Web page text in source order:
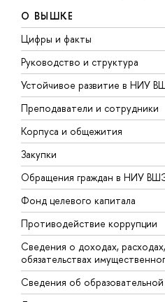
О ВЫШКЕ
Цифры и факты
Руководство и структура
Устойчивое развитие в НИУ
Преподаватели и сотрудники
Корпуса и общежития
Закупки
Обращения граждан в НИУ
Фонд целевого капитала
Противодействие коррупции
Сведения о доходах,
обязательствах
Сведения об образовательной